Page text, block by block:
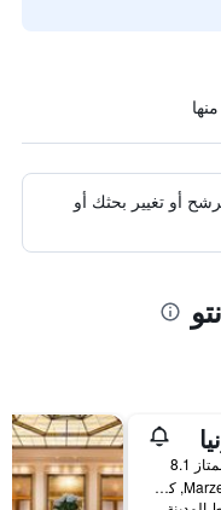
أو تغيير بحثك أو
8.1
Marzellenstrasse 13-17, كولونيا, ولاية شمال الراين وستفاليا, ألمانيا